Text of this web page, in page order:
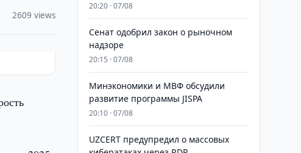
2609 views
20:20 · 07/08
Сенат одобрил закон о рыночном
надзоре
20:15 · 07/08
Минэкономики и МВФ обсудили
развитие программы JISPA
20:10 · 07/08
UZCERT предупредил о массовых